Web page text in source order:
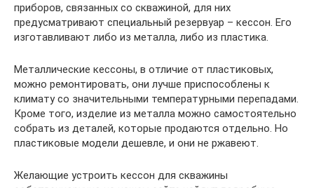
приборов, связанных со скважиной, для них
предусматривают специальный резервуар – кессон. Его
изготавливают либо из металла, либо из пластика.
Металлические кессоны, в отличие от пластиковых,
можно ремонтировать, они лучше приспособлены к
климату со значительными температурными перепадами.
Кроме того, изделие из металла можно самостоятельно
собрать из деталей, которые продаются отдельно. Но
пластиковые модели дешевле, и они не ржавеют.
Желающие устроить кессон для скважины